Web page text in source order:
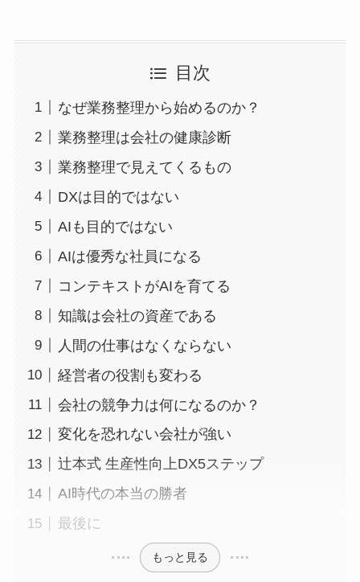
目次
なぜ業務整理から始めるのか？
業務整理は会社の健康診断
業務整理で見えてくるもの
DXは目的ではない
AIも目的ではない
AIは優秀な社員になる
コンテキストがAIを育てる
知識は会社の資産である
人間の仕事はなくならない
経営者の役割も変わる
会社の競争力は何になるのか？
変化を恐れない会社が強い
辻本式 生産性向上DX5ステップ
AI時代の本当の勝者
最後に
もっと見る